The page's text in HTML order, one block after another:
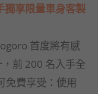
獨享限量車身客製
首度將有感
前 200 名入手全
免費享受：使用